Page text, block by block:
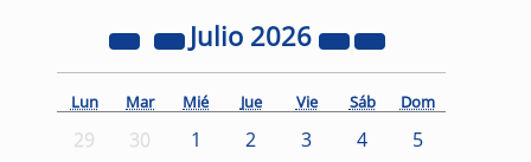
Julio 2026
Lun Mar Mié Jue Vie Sáb Dom
29 30 1 2 3 4
5